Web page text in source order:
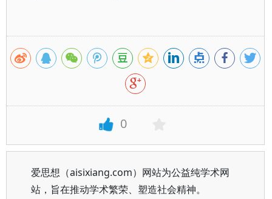
0
爱思想（aisixiang.com）网站为公益纯学术网
站，旨在推动学术繁荣、塑造社会精神。